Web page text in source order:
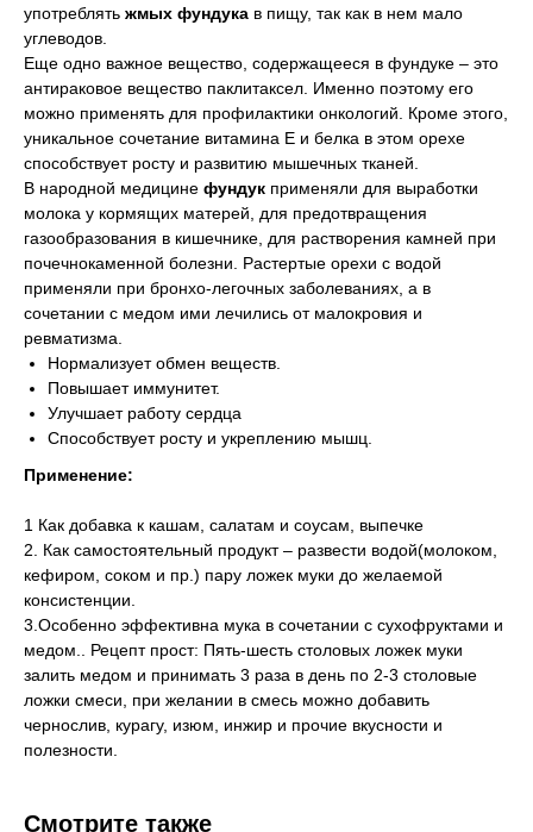
употреблять жмых фундука в пищу, так как в нем мало
углеводов.
Еще одно важное вещество, содержащееся в фундуке – это
антираковое вещество паклитаксел. Именно поэтому его
можно применять для профилактики онкологий. Кроме этого,
уникальное сочетание витамина Е и белка в этом орехе
способствует росту и развитию мышечных тканей.
В народной медицине фундук применяли для выработки
молока у кормящих матерей, для предотвращения
газообразования в кишечнике, для растворения камней при
почечнокаменной болезни. Растертые орехи с водой
применяли при бронхо-легочных заболеваниях, а в
сочетании с медом ими лечились от малокровия и
ревматизма.
Нормализует обмен веществ.
Повышает иммунитет.
Улучшает работу сердца
Способствует росту и укреплению мышц.
Применение:
1 Как добавка к кашам, салатам и соусам, выпечке
2. Как самостоятельный продукт – развести водой(молоком,
кефиром, соком и пр.) пару ложек муки до желаемой
консистенции.
3.Особенно эффективна мука в сочетании с сухофруктами и
медом.. Рецепт прост: Пять-шесть столовых ложек муки
залить медом и принимать 3 раза в день по 2-3 столовые
ложки смеси, при желании в смесь можно добавить
чернослив, курагу, изюм, инжир и прочие вкусности и
полезности.
Смотрите также